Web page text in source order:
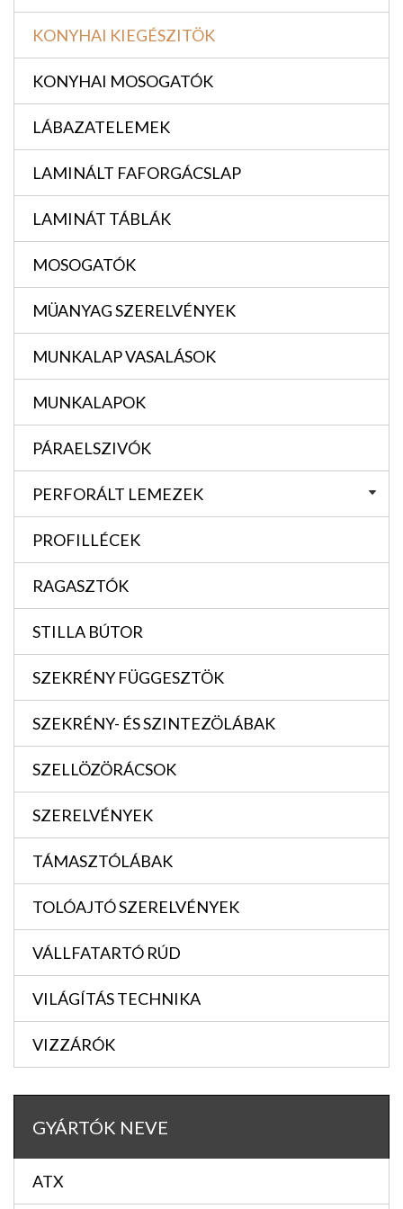
KONYHAI KIEGÉSZITÖK
KONYHAI MOSOGATÓK
LÁBAZATELEMEK
LAMINÁLT FAFORGÁCSLAP
LAMINÁT TÁBLÁK
MOSOGATÓK
MÜANYAG SZERELVÉNYEK
MUNKALAP VASALÁSOK
MUNKALAPOK
PÁRAELSZIVÓK
PERFORÁLT LEMEZEK
PROFILLÉCEK
RAGASZTÓK
STILLA BÚTOR
SZEKRÉNY FÜGGESZTÖK
SZEKRÉNY- ÉS SZINTEZÖLÁBAK
SZELLÖZÖRÁCSOK
SZERELVÉNYEK
TÁMASZTÓLÁBAK
TOLÓAJTÓ SZERELVÉNYEK
VÁLLFATARTÓ RÚD
VILÁGÍTÁS TECHNIKA
VIZZÁRÓK
GYÁRTÓK NEVE
ATX